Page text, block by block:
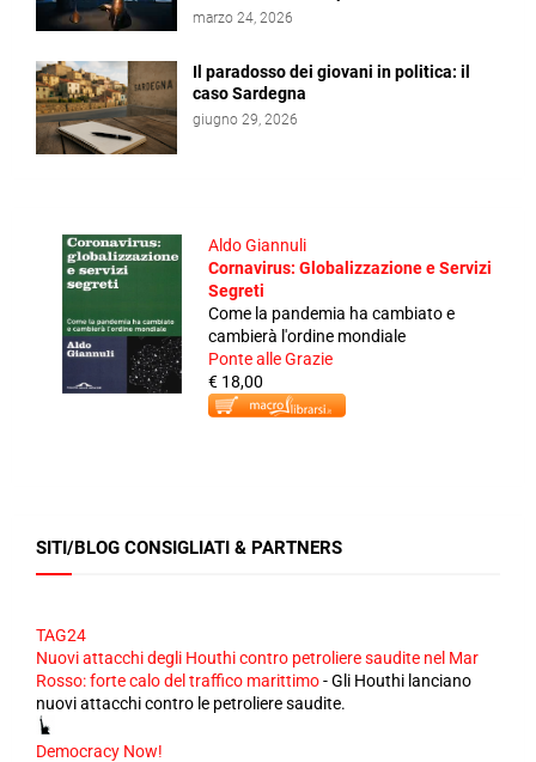
marzo 24, 2026
Il paradosso dei giovani in politica: il
caso Sardegna
giugno 29, 2026
Aldo Giannuli
Cornavirus: Globalizzazione e Servizi
Segreti
Come la pandemia ha cambiato e
cambierà l'ordine mondiale
Ponte alle Grazie
€ 18,00
SITI/BLOG CONSIGLIATI & PARTNERS
TAG24
Nuovi attacchi degli Houthi contro petroliere saudite nel Mar
Rosso: forte calo del traffico marittimo-Gli Houthi lanciano
nuovi attacchi contro le petroliere saudite.
Democracy Now!